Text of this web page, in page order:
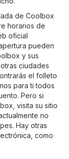
de Coolbox
horarios de
oficial
pueden
y sus
ciudades
el folleto
para ti todos
Pero si
visita su sitio
no
Hay otras
, como